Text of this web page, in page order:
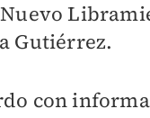
Gutiérrez.
con